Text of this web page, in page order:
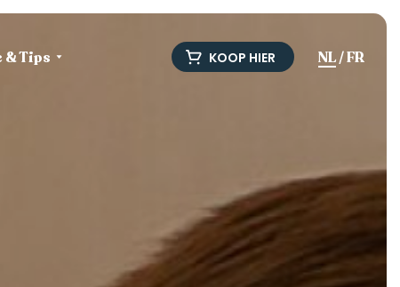
Tips KOOP HIER NL/FR